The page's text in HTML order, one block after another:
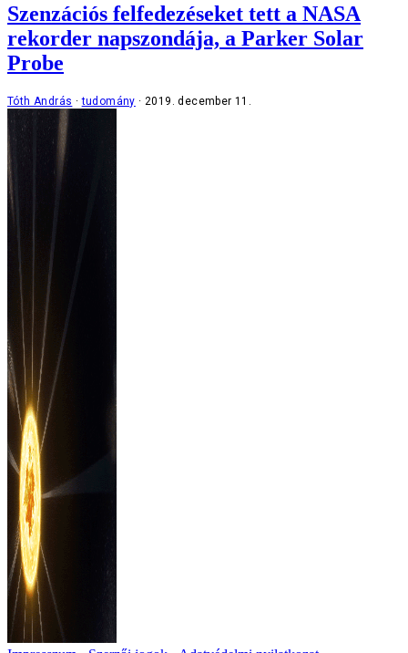
Szenzációs felfedezéseket tett a NASA
rekorder napszondája, a Parker Solar
Probe
Tóth András tudomány 2019. december 11.